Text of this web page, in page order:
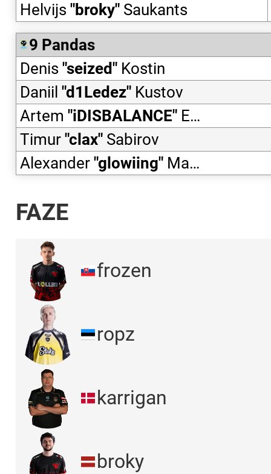
Helvijs "broky" Saukants
9 Pandas
Denis "seized" Kostin
Daniil "d1Ledez" Kustov
Artem "iDISBALANCE" Egorov
Timur "clax" Sabirov
Alexander "glowiing" Matsievich
FAZE
frozen
ropz
karrigan
broky